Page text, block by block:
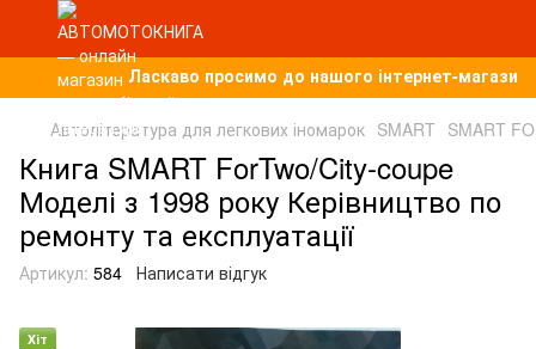
Ласкаво просимо до нашого інтернет-магазину,
Автолітература для легкових іномарок SMART SMART
Книга SMART ForTwo/City-coupe
Моделі з 1998 року Керівництво по
ремонту та експлуатації
Артикул: 584 Написати відгук
Хіт